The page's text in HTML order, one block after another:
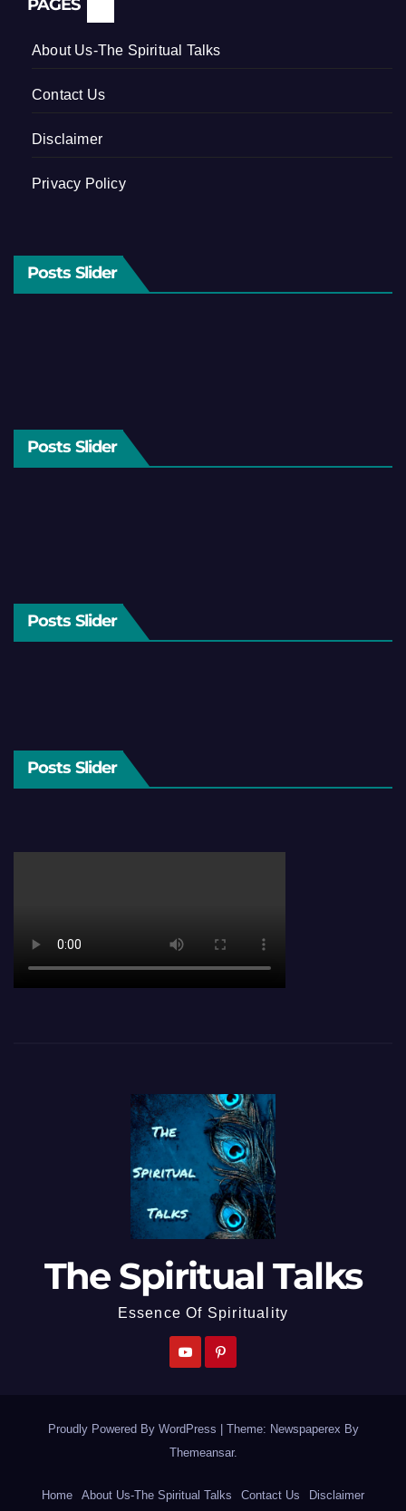
PAGES
About Us-The Spiritual Talks
Contact Us
Disclaimer
Privacy Policy
Posts Slider
Posts Slider
Posts Slider
Posts Slider
The Spiritual Talks
Essence Of Spirituality
Proudly Powered By WordPress | Theme: Newspaperex By
Themeansar.
Home About Us-The Spiritual Talks Contact Us Disclaimer